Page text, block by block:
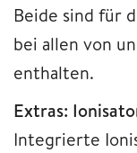
Beide sind für
bei allen von
enthalten.
Extras:
Integrierte